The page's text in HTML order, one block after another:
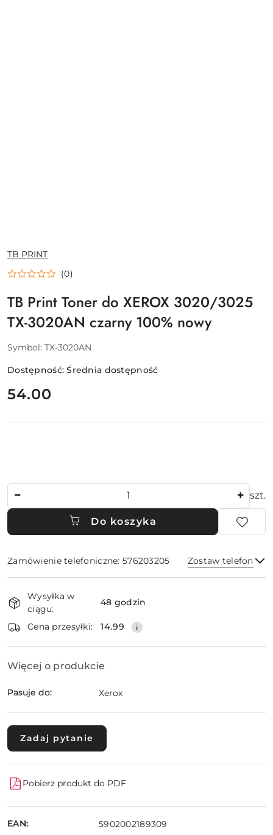
NAZWA
PRODUCENTA:
TB PRINT
(0)
TB Print Toner do XEROX 3020/3025
TX-3020AN czarny 100% nowy
Symbol: TX-3020AN
Dostępność:Średnia dostępność
cena:
54.00
szt.
Do koszyka
Zamówienie telefoniczne: 576203205 Zostaw telefon
Dostępność
i
dostawa
Wysyłka w
ciągu:
48 godzin
Cena przesyłki: 14.99
Więcej o produkcie
Pasuje do: Xerox
Zadaj pytanie
Pobierz produkt do PDF
EAN: 5902002189309